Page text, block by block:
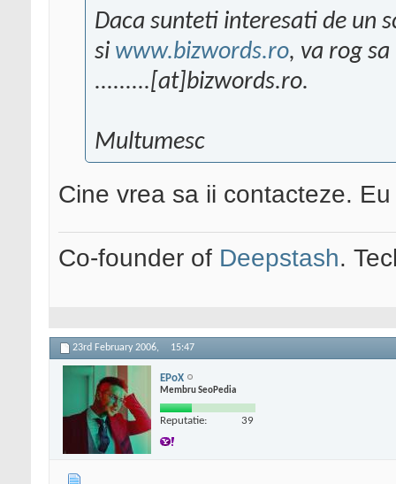
Daca sunteti interesati de un
si www.bizwords.ro, va rog
.........[at]bizwords.ro.
Multumesc
Cine vrea sa ii contacteze.
Co-founder of Deepstash.
23rd February 2006, 15:47
EPoX
Membru SeoPedia
Reputatie: 39